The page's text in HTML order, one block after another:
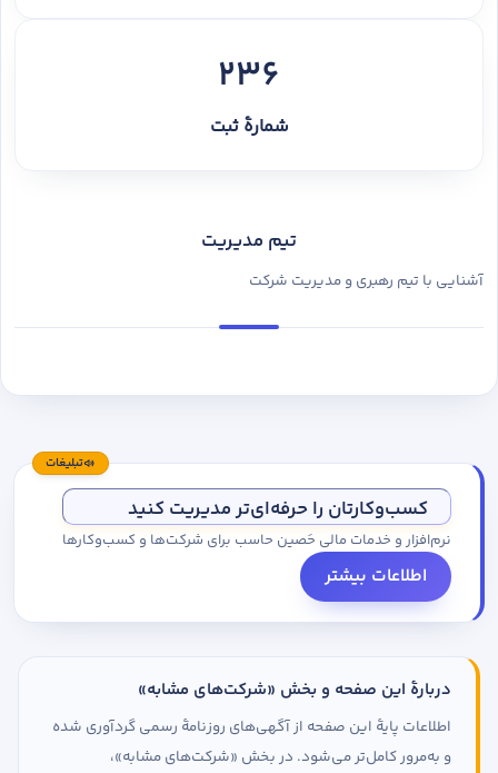
236
شمارهٔ ثبت
تیم مدیریت
آشنایی با تیم رهبری و مدیریت شرکت
تبلیغات
کسب‌وکارتان را حرفه‌ای‌تر مدیریت کنید
نرم‌افزار و خدمات مالی حَصین حاسب برای شرکت‌ها و کسب‌وکارها
اطلاعات بیشتر
دربارهٔ این صفحه و بخش «شرکت‌های مشابه»
اطلاعات پایهٔ این صفحه از آگهی‌های روزنامهٔ رسمی گردآوری شده
و به‌مرور کامل‌تر می‌شود. در بخش «شرکت‌های مشابه»،